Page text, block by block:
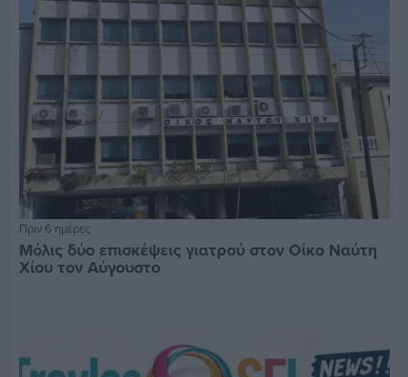
Πριν 6 ημέρες
Μόλις δύο επισκέψεις γιατρού στον Οίκο Ναύτη
Χίου τον Αύγουστο